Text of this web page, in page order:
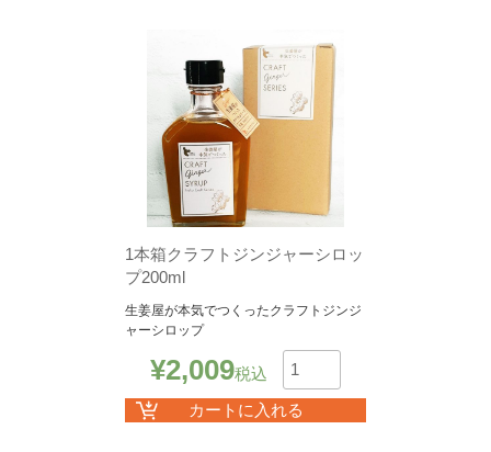
1本箱クラフトジンジャーシロッ
プ200ml
生姜屋が本気でつくったクラフトジンジ
ャーシロップ
¥2,009税込
数
カートに入れる